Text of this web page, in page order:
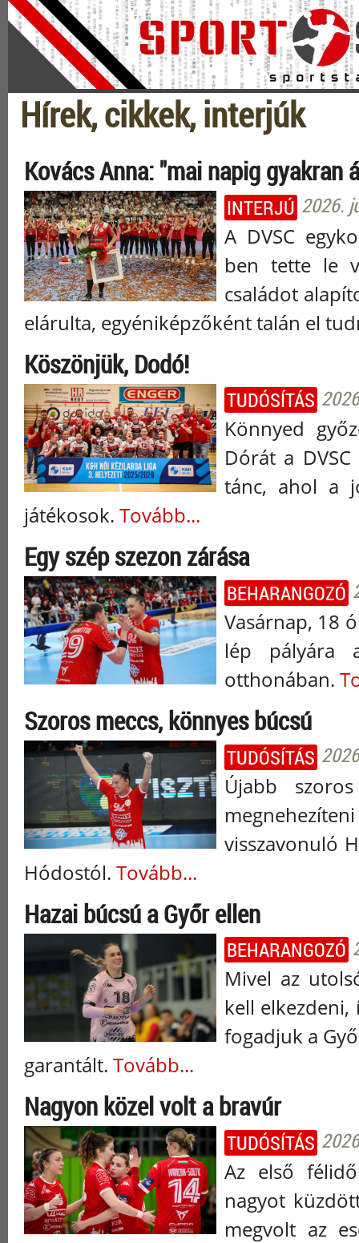
Hírek, cikkek, interjúk
Kovács Anna: "mai napig gyakran
INTERJÚ 2026.
A DVSC
ben tette le
családot
elárulta, egyéniképzőként talán el
Köszönjük, Dodó!
TUDÓSÍTÁS
Könnyed
Dórát a DVSC
tánc, ahol a
játékosok. Tovább...
Egy szép szezon zárása
BEHARANGOZÓ
Vasárnap, 18
lép pályára
otthonában.
Szoros meccs, könnyes búcsú
TUDÓSÍTÁS
Újabb
visszavonuló
Hódostól. Tovább...
Hazai búcsú a Győr ellen
BEHARANGOZÓ
Mivel az
kell
fogadjuk a
garantált. Tovább...
Nagyon közel volt a bravúr
TUDÓSÍTÁS
Az első
nagyot
megvolt az